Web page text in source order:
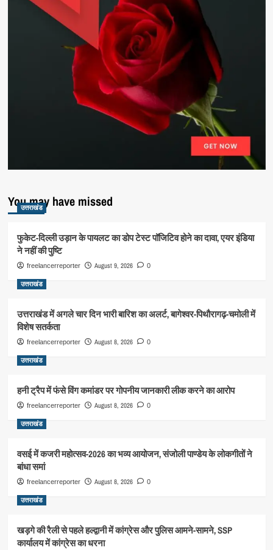
You may have missed
उत्तराखंड
फुकेट-दिल्ली उड़ान के पायलट का डोप टेस्ट पॉजिटिव होने का दावा, एयर इंडिया
ने नहीं की पुष्टि
freelancerreporter August 9, 2026 0
उत्तराखंड
उत्तराखंड में अगले चार दिन भारी बारिश का अलर्ट, बागेश्वर-पिथौरागढ़-चमोली में
विशेष सतर्कता
freelancerreporter August 8, 2026 0
उत्तराखंड
हनी ट्रैप में फंसे विंग कमांडर पर गोपनीय जानकारी लीक करने का आरोप
freelancerreporter August 8, 2026 0
उत्तराखंड
वसई में कजरी महोत्सव-2026 का भव्य आयोजन, संजोली पाण्डेय के लोकगीतों ने
बांधा समां
freelancerreporter August 8, 2026 0
उत्तराखंड
खड़गे की रैली से पहले हल्द्वानी में कांग्रेस और पुलिस आमने-सामने, SSP
कार्यालय में कांग्रेस का धरना